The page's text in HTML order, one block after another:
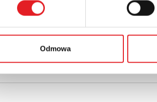
Odmowa
Numer telefonu: